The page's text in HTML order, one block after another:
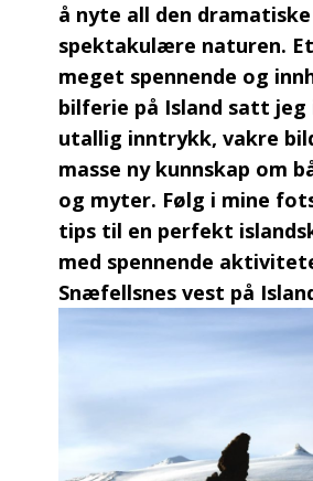
å nyte all den
spektakulære naturen.
meget spennende og
bilferie på Island satt jeg
utallig inntrykk, vakre
masse ny kunnskap om
og myter. Følg i mine
tips til en perfekt
med spennende
Snæfellsnes vest på